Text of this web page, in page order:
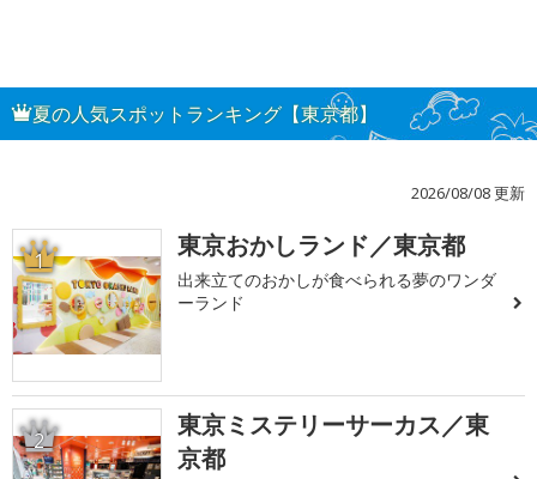
夏の人気スポットランキング【東京都】
2026/08/08 更新
1 東京おかしランド／東京都
出来立てのおかしが食べられる夢のワンダ
ーランド
2
東京ミステリーサーカス／東
京都